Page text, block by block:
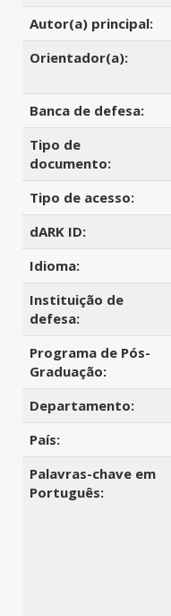
Autor(a) principal:
Orientador(a):
Banca de defesa:
Tipo de
documento:
Tipo de acesso:
dARK ID:
Idioma:
Instituição de
defesa:
Programa de Pós-
Graduação:
Departamento:
País:
Palavras-chave em
Português: